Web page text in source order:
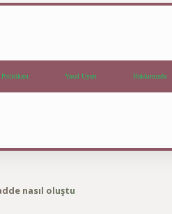
Yasal Uyarı Hakkımızda
nasıl oluştu